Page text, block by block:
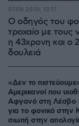
Ο οδηγός του
τροχαίο με τους
η 43χρονη και ο
δουλειά
07.08.2026, 13:17
«Δεν το
Αμερικανοί που
Αφγανό στη Λέσβο
για το φονικό στην
σιωπή στην